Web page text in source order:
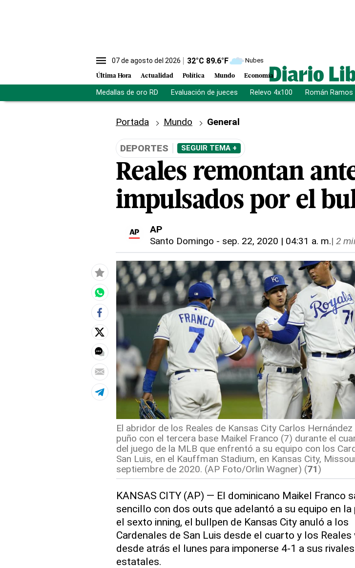
07 de agosto del 2026 32°C 89.6°F Nubes
Última Hora Actualidad Política Mundo Economía
Medallas de oro RD Evaluación de jueces Relevo 4x100 Román Ramos
Portada Mundo General
DEPORTES SEGUIR TEMA +
Reales remontan
impulsados por el
AP
Santo Domingo - sep. 22, 2020 | 04:31 a. m.| 2
El abridor de los Reales de Kansas City Carlos
puño con el tercera base Maikel Franco (7) durante el
del juego de la MLB que enfrentó a su equipo con los
San Luis, en el Kauffman Stadium, en Kansas City,
septiembre de 2020. (AP Foto/Orlin Wagner) (71)
KANSAS CITY (AP) — El dominicano Maikel Franco
sencillo con dos outs que adelantó a su equipo en la
el sexto inning, el bullpen de Kansas City anuló a los
Cardenales de San Luis desde el cuarto y los Reales
desde atrás el lunes para imponerse 4-1 a sus rivales
estatales.